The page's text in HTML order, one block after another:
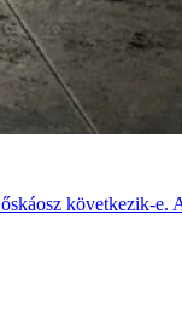
következik-